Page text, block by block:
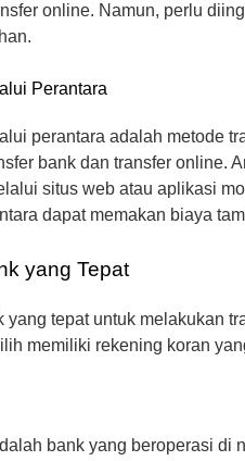
online. Namun, perlu
Perantara
perantara adalah metode
bank dan transfer online.
situs web atau aplikasi
dapat memakan biaya
yang Tepat
yang tepat untuk melakukan
memiliki rekening koran
bank yang beroperasi di